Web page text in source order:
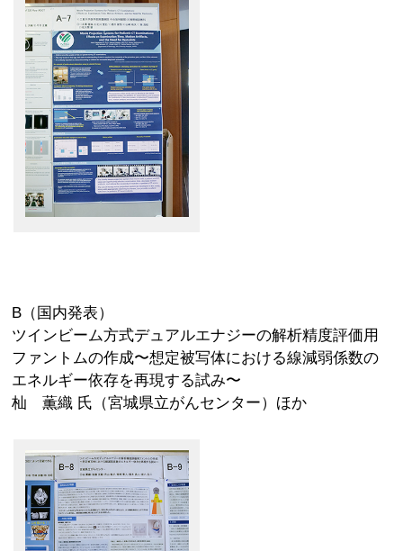
B（国内発表）
ツインビーム方式デュアルエナジーの解析精度評価用
ファントムの作成〜想定被写体における線減弱係数の
エネルギー依存を再現する試み〜
杣 薫織 氏（宮城県立がんセンター）ほか